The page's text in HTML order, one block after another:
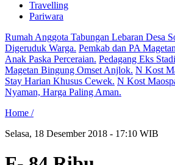
Travelling
Pariwara
Rumah Anggota Tabungan Lebaran Desa
Digeruduk Warga. Pemkab dan PA
Anak Paska Perceraian. Pedagang Eks
Magetan Bingung Omset Anjlok. N Kost
Stay Harian Khusus Cewek. N Kost
Nyaman, Harga Paling Aman.
Home /
Selasa, 18 Desember 2018 - 17:10 WIB